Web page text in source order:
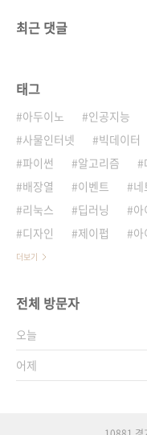
최근 댓글
태그
아두이노 인공지능
사물인터넷
빅데이터
파이썬
알고리즘
배장열
이벤트 네
리눅스
딥러닝 아
디자인
제이펍 아
더보기
전체 방문자
오늘
어제